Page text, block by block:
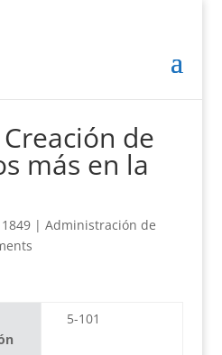
de
más en la
| Administración de
5-101